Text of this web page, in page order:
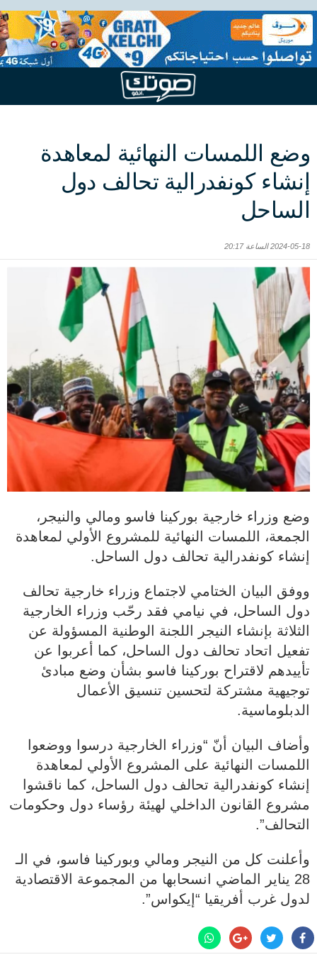
وضع اللمسات النهائية لمعاهدة
إنشاء كونفدرالية تحالف دول
الساحل
2024-05-18 الساعة 20:17
وضع وزراء خارجية بوركينا فاسو ومالي والنيجر،
الجمعة، اللمسات النهائية للمشروع الأولي لمعاهدة
إنشاء كونفدرالية تحالف دول الساحل.
ووفق البيان الختامي لاجتماع وزراء خارجية تحالف
دول الساحل، في نيامي فقد رحّب وزراء الخارجية
الثلاثة بإنشاء النيجر اللجنة الوطنية المسؤولة عن
تفعيل اتحاد تحالف دول الساحل، كما أعربوا عن
تأييدهم لاقتراح بوركينا فاسو بشأن وضع مبادئ
توجيهية مشتركة لتحسين تنسيق الأعمال
الدبلوماسية.
وأضاف البيان أنّ “وزراء الخارجية درسوا ووضعوا
اللمسات النهائية على المشروع الأولي لمعاهدة
إنشاء كونفدرالية تحالف دول الساحل، كما ناقشوا
مشروع القانون الداخلي لهيئة رؤساء دول وحكومات
التحالف”.
وأعلنت كل من النيجر ومالي وبوركينا فاسو، في الـ
28 يناير الماضي انسحابها من المجموعة الاقتصادية
لدول غرب أفريقيا “إيكواس”.